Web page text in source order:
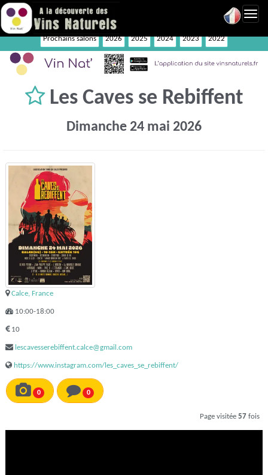
Prochains salons 2026 2025 2024 2023 2022
Les Caves se Rebiffent
Dimanche 24 mai 2026
Calce, France
10:00-18:00
10
lescavesserebiffent.calce@gmail.com
https://www.instagram.com/les_caves_se_rebiffent/
0 0
Page visitée 57 fois